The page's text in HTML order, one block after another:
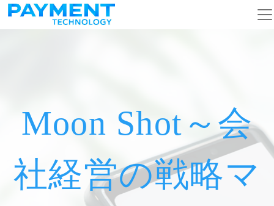
コンテンツへスキップ
メインナビゲーション
Moon Shot～会
社経営の戦略マ